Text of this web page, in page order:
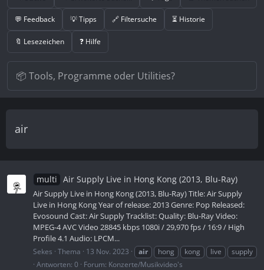
💬 Feedback 💡 Tipps 🔗 Filtersuche ⏳ Historie
🔖 Lesezeichen ❓ Hilfe
air
multi Air Supply Live in Hong Kong (2013, Blu-Ray)
Air Supply Live in Hong Kong (2013, Blu-Ray) Title: Air Supply
Live in Hong Kong Year of release: 2013 Genre: Pop Released:
Evosound Cast: Air Supply Tracklist: Quality: Blu-Ray Video:
MPEG-4 AVC Video 28845 kbps 1080i / 29,970 fps / 16:9 / High
Profile 4.1 Audio: LPCM...
Sekes Thema 13 Nov. 2023 air hong kong live
supply
Antworten: 0
Forum: Konzerte/Musikvideo's